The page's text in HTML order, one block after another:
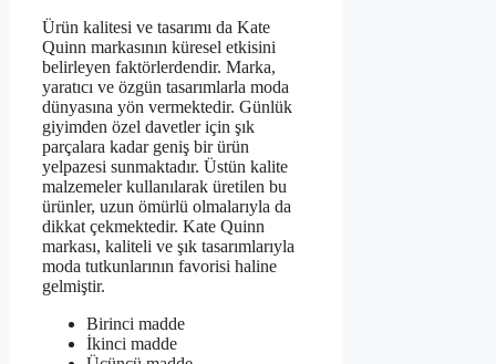
Ürün kalitesi ve tasarımı da Kate
Quinn markasının küresel etkisini
belirleyen faktörlerdendir. Marka,
yaratıcı ve özgün tasarımlarla moda
dünyasına yön vermektedir. Günlük
giyimden özel davetler için şık
parçalara kadar geniş bir ürün
yelpazesi sunmaktadır. Üstün kalite
malzemeler kullanılarak üretilen bu
ürünler, uzun ömürlü olmalarıyla da
dikkat çekmektedir. Kate Quinn
markası, kaliteli ve şık tasarımlarıyla
moda tutkunlarının favorisi haline
gelmiştir.
Birinci madde
İkinci madde